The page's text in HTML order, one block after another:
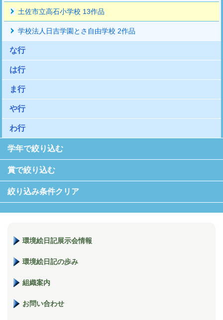
土佐市立高石小学校 13作品
学校法人日吉学園とさ自由学校 2作品
な行
は行
ま行
や行
わ行
学年で絞り込む
賞で絞り込む
絞り込み条件クリア
環境絵日記展示会情報
環境絵日記の歩み
組織案内
お問い合わせ